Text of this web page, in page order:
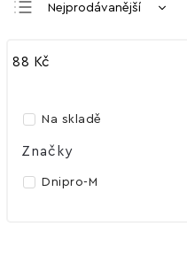
Nejprodávanější
Nejdražší
88 Kč
Na skladě
Značky
Dnipro-M